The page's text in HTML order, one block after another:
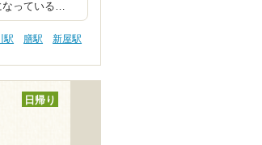
なっている…
駅 膳駅
新屋駅
日帰り